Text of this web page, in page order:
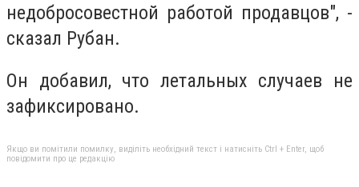
недобросовестной работой продавцов", -
сказал Рубан.
Он добавил, что летальных случаев не
зафиксировано.
Якщо ви помітили помилку, виділіть необхідний текст і натисніть Ctrl + Enter, щоб
повідомити про це редакцію